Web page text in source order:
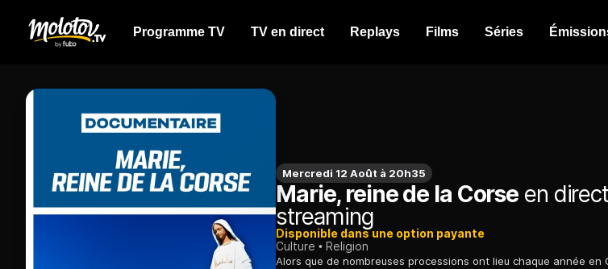
Programme TV TV en direct Replays Films Séries
Mercredi 12 Août à 20h35
Marie, reine de la Corse en direct
streaming
Disponible dans une option payante
Culture
Religion
Alors que de nombreuses processions ont lieu chaque année en